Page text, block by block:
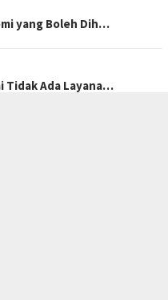
yang Boleh Dih…
Tidak Ada Layana…